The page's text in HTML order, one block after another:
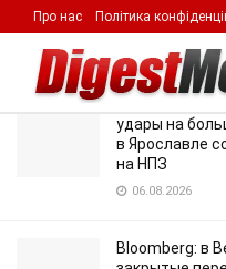
LATEST TRENDING
через наушники
16.12.2025
удары на
в Ярославле
на НПЗ
06.08.2026
Bloomberg: в
Про нас Політика